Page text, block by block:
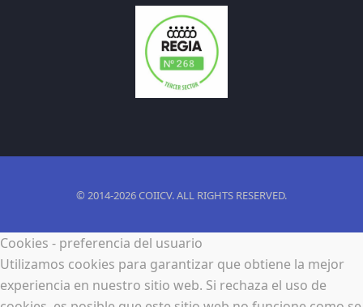
© 2014-2026 COIICV. ALL RIGHTS RESERVED.
Cookies - preferencia del usuario
Utilizamos cookies para garantizar que obtiene la mejor
experiencia en nuestro sitio web. Si rechaza el uso de